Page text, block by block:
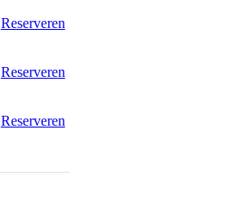
Reserveren
Reserveren
Reserveren